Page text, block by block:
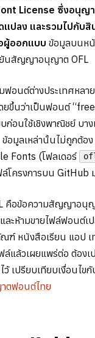
License ซึ่งอนุญา
แปลง และรวมไปกับสิ
ผู้ออกแบบ ข้อมูลบนห
ยันสัญญาอนุญาต OFL
ฟอนต์ต่างประเทศหลา
ยขึ้นว่าเป็นฟอนต์
ก่อนใช้เชิงพาณิชย์ บา
อมูลเหล่านั้นไม่ถูกต้อ
Fonts (โฟลเดอร์
โครงการบน GitHub
คือข้อความสัญญาอนุ
ะห้ามขายไฟล์ฟอนต์เ
ฑ์ หนังสือเรียน แอป เ
ล์แล้วเผยแพร่ต่อ ต้อง
เปรียบเทียบเงื่อนไข
ฟอนต์ไทย